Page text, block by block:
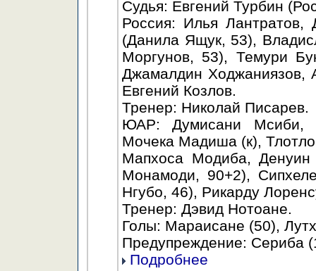
Судья: Евгений Турбин
Россия: Илья Лантратов,
(Данила Ящук, 53),
Моргунов, 53), Темури
Джамалдин Ходжаниязов,
Евгений Козлов.
Тренер: Николай Писарев.
ЮАР: Думисани Мсиби,
Мочека Мадиша (к),
Мапхоса Модиба,
Монамоди, 90+2),
Нгубо, 46), Рикарду
Тренер: Дэвид Нотоане.
Голы: Мараисане (50),
Предупреждение: Сериба
Подробнее